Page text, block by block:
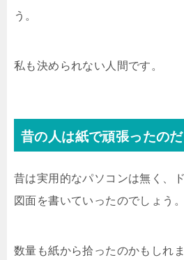
う。
私も決められない人間です。
昔の人は紙で頑張ったのだ
昔は実用的なパソコンは無く、
図面を書いていったのでしょう。
数量も紙から拾ったのかもしれま